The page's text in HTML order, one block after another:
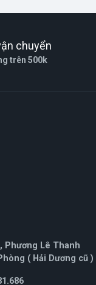
D50 RGB Grey
16GB
3200Mhz
chuyển
trên 500k
Phương Lê Thanh
( Hải Dương cũ )